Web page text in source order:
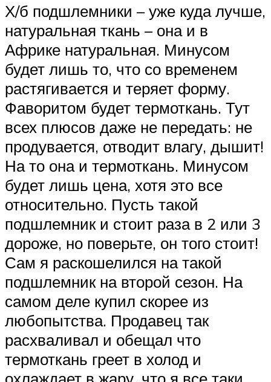
Х/б подшлемники – уже куда лучше,
натуральная ткань – она и в
Африке натуральная. Минусом
будет лишь то, что со временем
растягивается и теряет форму.
Фаворитом будет термоткань. Тут
всех плюсов даже не передать: не
продувается, отводит влагу, дышит!
На то она и термоткань. Минусом
будет лишь цена, хотя это все
относительно. Пусть такой
подшлемник и стоит раза в 2 или 3
дороже, но поверьте, он того стоит!
Сам я раскошелился на такой
подшлемник на второй сезон. На
самом деле купил скорее из
любопытства. Продавец так
расхваливал и обещал что
термоткань греет в холод и